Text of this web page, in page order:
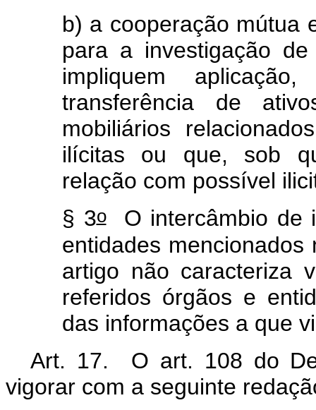
b) a cooperação mútua
para a investigação
impliquem
transferência de
mobiliários
ilícitas ou que, sob
relação com possível
§ 3oO intercâmbio de
entidades
artigo não caracteriza
referidos órgãos e
das informações a que
Art. 17. O art. 108 do
vigorar com a seguinte